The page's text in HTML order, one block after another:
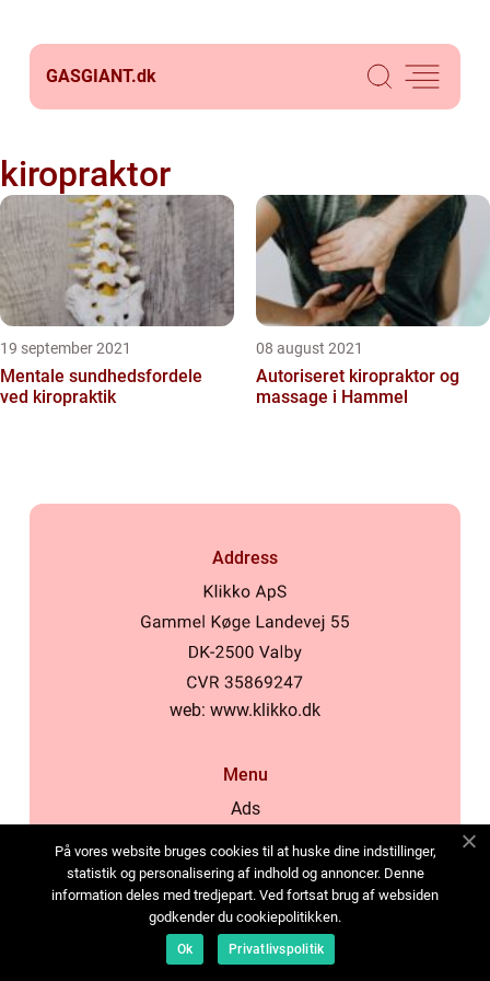
GASGIANT.dk
kiropraktor
19 september 2021
Mentale sundhedsfordele
ved kiropraktik
08 august 2021
Autoriseret kiropraktor og
massage i Hammel
Address
web: www.klikko.dk
Menu
Ads
Cookies
Contact
Sitemap
På vores website bruges cookies til at huske dine indstillinger,
statistik og personalisering af indhold og annoncer. Denne
information deles med tredjepart. Ved fortsat brug af websiden
godkender du cookiepolitikken.
Ok Privatlivspolitik